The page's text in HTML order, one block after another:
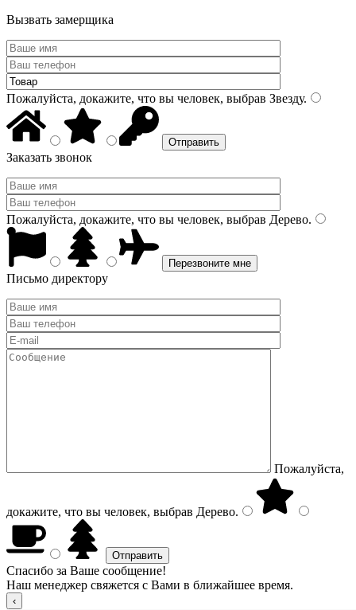
Вызвать замерщика
Пожалуйста, докажите, что вы человек, выбрав Звезду.
Заказать звонок
Пожалуйста, докажите, что вы человек, выбрав Дерево.
Письмо директору
Пожалуйста,
докажите, что вы человек, выбрав Дерево.
Спасибо за Ваше сообщение!
Наш менеджер свяжется с Вами в ближайшее время.